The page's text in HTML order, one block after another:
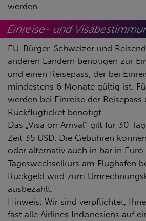
werden.
Einreise- und
EU-Bürger, Schweizer und
anderen Ländern benötigen zur
und einen Reisepass, der bei
mindestens 6 Monate gültig ist.
werden bei Einreise der Reisepass
Rückflugticket benötigt.
Das „Visa on Arrival“ gilt für 30
Zeit 35 USD. Die Gebühren
oder alternativ auch in bar in Euro
Tageswechselkurs am Flughafen
Rückgeld wird zum
ausbezahlt.
Hinweis: Wir sind verpflichtet,
fast alle Airlines Indonesiens auf